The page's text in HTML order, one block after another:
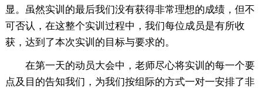
显。虽然实训的最后我们没有获得非常理想的成绩，但不
可否认，在这整个实训过程中，我们每位成员是有所收
获，达到了本次实训的目标与要求的。
在第一天的动员大会中，老师尽心将实训的每一个要
点及目的告知我们，为我们按组际的方式一对一安排了非